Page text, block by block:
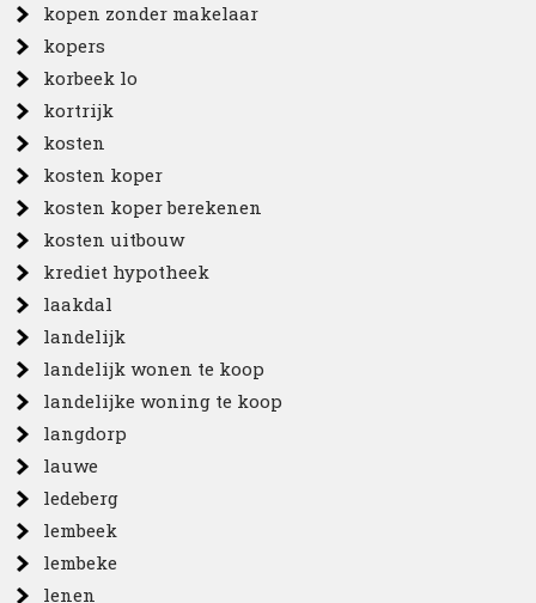
kopen zonder makelaar
kopers
korbeek lo
kortrijk
kosten
kosten koper
kosten koper berekenen
kosten uitbouw
krediet hypotheek
laakdal
landelijk
landelijk wonen te koop
landelijke woning te koop
langdorp
lauwe
ledeberg
lembeek
lembeke
lenen